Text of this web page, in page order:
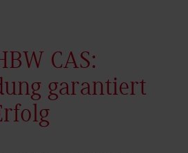
CAS:
garantiert